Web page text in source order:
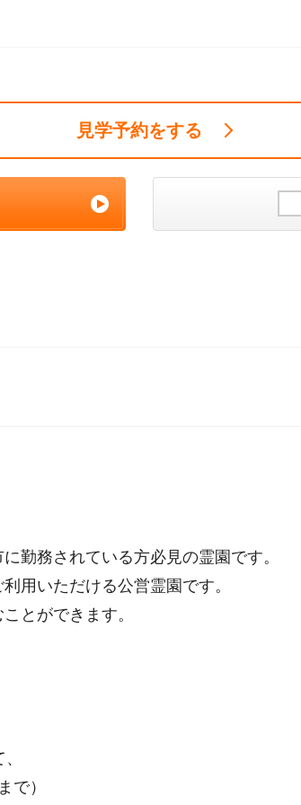
見学予約をする
勤務されている方必見の霊園です。
用いただける公営霊園です。
とができます。
で）